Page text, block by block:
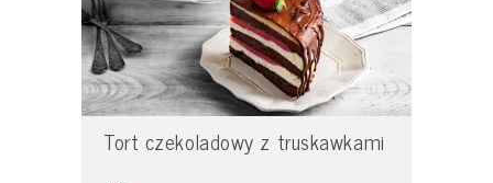
Tort czekoladowy z truskawkami